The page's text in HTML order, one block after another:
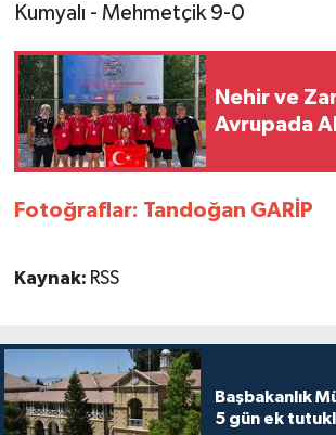
Kumyalı - Mehmetçik 9-0
Nehir ve
Avrupada
Fotoğraflar: Tandoğan GARİP
Kaynak: RSS
Başbakanlık
5 gün ek